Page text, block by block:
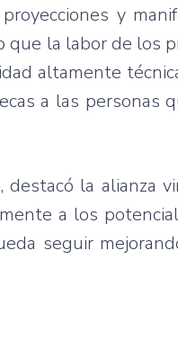
y
que la labor de los
altamente
a las personas
la alianza
a los
seguir